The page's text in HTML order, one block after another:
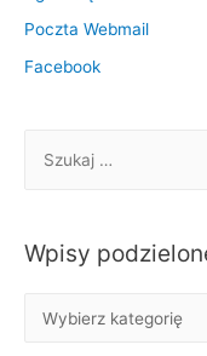
Poczta Webmail
Facebook
kWpisy